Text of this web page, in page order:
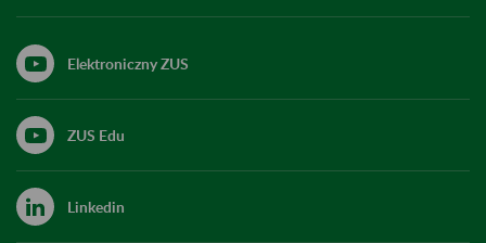
Elektroniczny ZUS
ZUS Edu
Linkedin